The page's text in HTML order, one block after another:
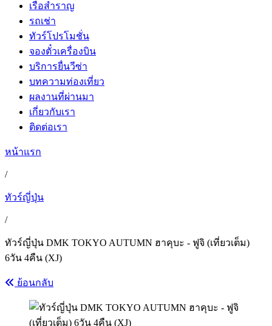
เรือสำราญ
รถเช่า
ทัวร์โปรโมชั่น
จองตั๋วเครื่องบิน
บริการยื่นวีซ่า
บทความท่องเที่ยว
ผลงานที่ผ่านมา
เกี่ยวกับเรา
ติดต่อเรา
หน้าแรก
/
ทัวร์ญี่ปุ่น
/
ทัวร์ญี่ปุ่น DMK TOKYO AUTUMN ฮาคุบะ - ฟูจิ (เที่ยวเต็ม)
6วัน 4คืน (XJ)
ย้อนกลับ